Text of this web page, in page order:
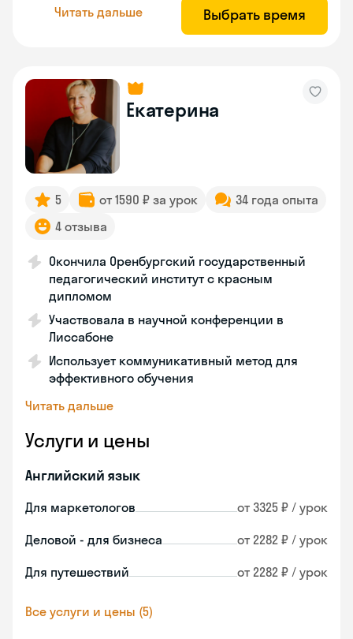
Читать дальше Выбрать время
Екатерина
5 от 1590 ₽ за урок
34 года опыта
4 отзыва
Окончила Оренбургский государственный
педагогический институт с красным
дипломом
Участвовала в научной конференции в
Лиссабоне
Использует коммуникативный метод для
эффективного обучения
Читать дальше
Услуги и цены
Английский язык
Для маркетологов от 3325 ₽ / урок
Деловой - для бизнеса от 2282 ₽ / урок
Для путешествий от 2282 ₽ / урок
Все услуги и цены (5)